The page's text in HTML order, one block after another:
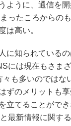
ように、通信を
ったころからの
は高い。
に知られている
には現在もさま
々も多いのでは
ずのメリットも
立てることがで
最新情報に関す